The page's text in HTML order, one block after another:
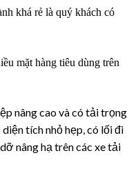
khá rẻ là quý khách có
mặt hàng tiêu dùng trên
nâng cao và có tải trọng
tích nhỏ hẹp, có lối đi
nâng hạ trên các xe tải